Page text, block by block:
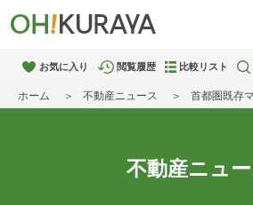
お気に入り 閲覧履歴 比較リスト
ホーム 不動産ニュース 首都圏既存
不動産ニュ